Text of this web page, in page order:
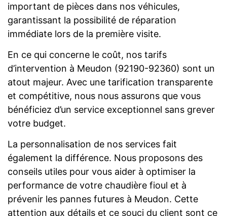
important de pièces dans nos véhicules,
garantissant la possibilité de réparation
immédiate lors de la première visite.
En ce qui concerne le coût, nos tarifs
d’intervention à Meudon (92190-92360) sont un
atout majeur. Avec une tarification transparente
et compétitive, nous nous assurons que vous
bénéficiez d’un service exceptionnel sans grever
votre budget.
La personnalisation de nos services fait
également la différence. Nous proposons des
conseils utiles pour vous aider à optimiser la
performance de votre chaudière fioul et à
prévenir les pannes futures à Meudon. Cette
attention aux détails et ce souci du client sont ce